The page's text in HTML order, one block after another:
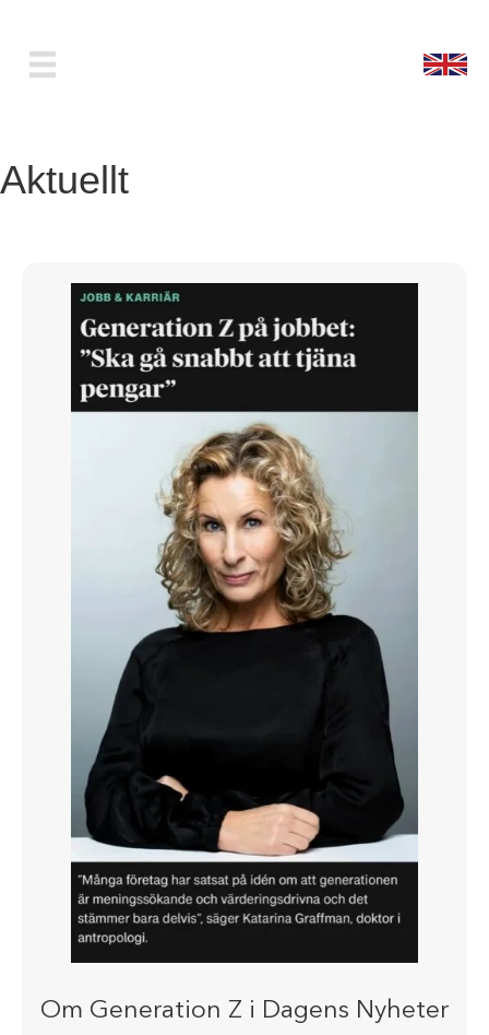
Aktuellt
Om Generation Z i Dagens Nyheter